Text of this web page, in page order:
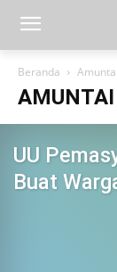
Beranda Amuntai
AMUNTAI
UU
Buat